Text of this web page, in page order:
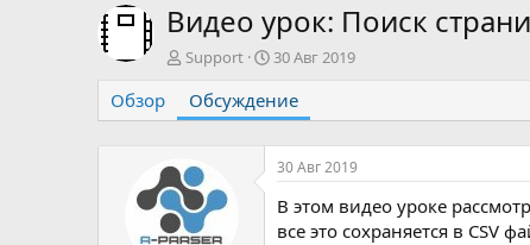
Видео урок: Поиск
А
т
о
т
е
м
ы
Support
Д
т
а
н
а
ч
а
л
30 Авг 2019
Обзор Обсуждение
30 Авг 2019
В этом видео уроке
все это сохраняется в CSV